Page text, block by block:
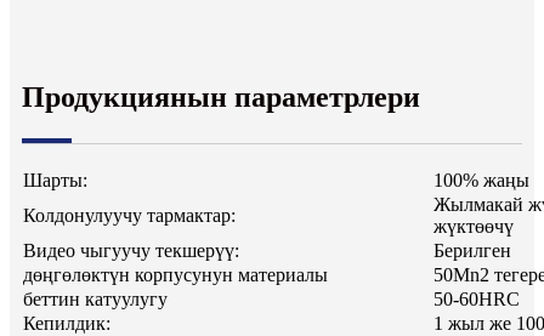
Продукциянын параметрлери
Шарты:
100% жаңы
Колдонулуучу тармактар:
Жылмакай
жүктөөчү
Видео чыгуучу текшерүү:
Берилген
дөңгөлөктүн корпусунун материалы
50Mn2
беттин катуулугу
50-60HRC
Кепилдик:
1 жыл же